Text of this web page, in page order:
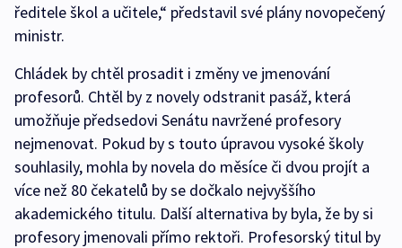
ředitele škol a učitele,“ představil své plány novopečený
ministr.
Chládek by chtěl prosadit i změny ve jmenování
profesorů. Chtěl by z novely odstranit pasáž, která
umožňuje předsedovi Senátu navržené profesory
nejmenovat. Pokud by s touto úpravou vysoké školy
souhlasily, mohla by novela do měsíce či dvou projít a
více než 80 čekatelů by se dočkalo nejvyššího
akademického titulu. Další alternativa by byla, že by si
profesory jmenovali přímo rektoři. Profesorský titul by